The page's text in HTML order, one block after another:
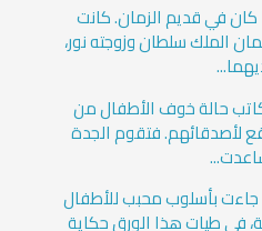
كان في قديم الزمان. كانت
الملك سلطان وزوجته نور،
حالة خوف الأطفال من
لأصدقائهم. ‏فتقوم الجدة
جاءت بأسلوب محبب للأطفال
في طيات هذا الورق حكاية